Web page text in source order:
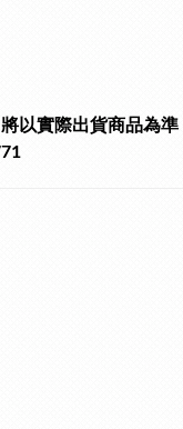
以實際出貨商品為準